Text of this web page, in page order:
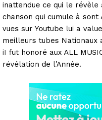
inattendue ce qui le révèle
chanson qui cumule à sont
vues sur Youtube lui a
meilleurs tubes Nationaux
iI fut honoré aux ALL
révélation de l’Année.